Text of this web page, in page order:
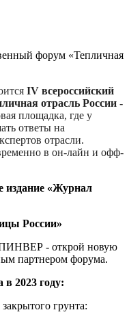
IV всероссийский
отрасль России -
площадка, где у
ответы на
отрасли.
в он-лайн и офф-
издание «Журнал
России»
- открой новую
партнером форума.
2023 году:
грунта: